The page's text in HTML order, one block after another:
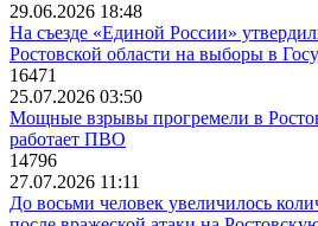
29.06.2026 18:48
На съезде «Единой России»
Ростовской области на выборы в
16471
25.07.2026 03:50
Мощные взрывы прогремели в
работает ПВО
14796
27.07.2026 11:11
До восьми человек увеличилось